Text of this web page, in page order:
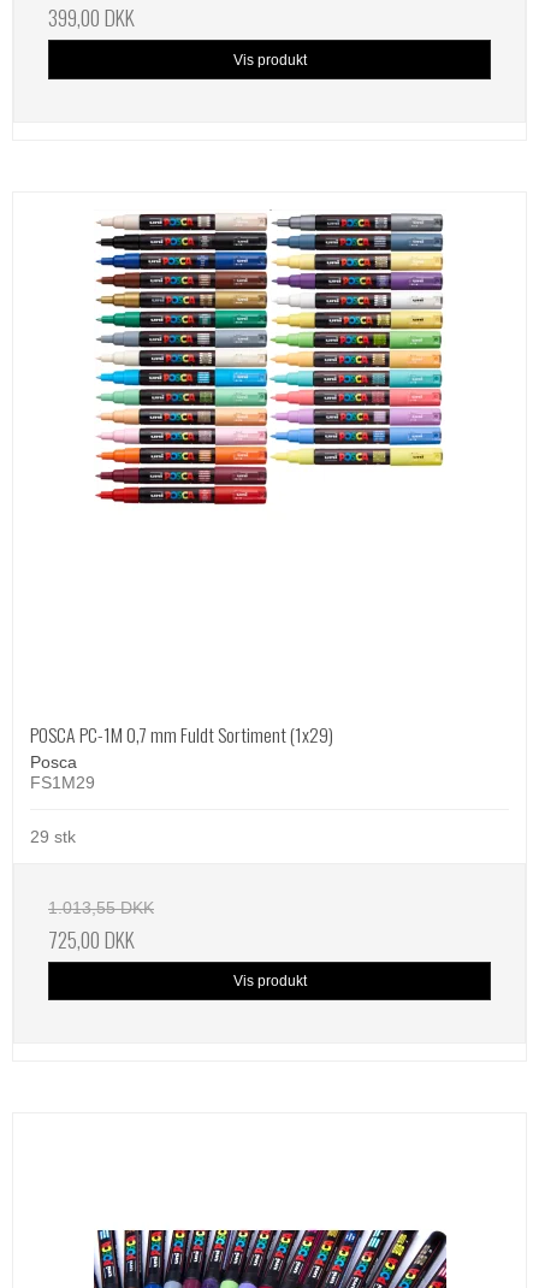
399,00 DKK
Vis produkt
POSCA PC-1M 0,7 mm Fuldt Sortiment (1x29)
Posca
FS1M29
29 stk
1.013,55 DKK
725,00 DKK
Vis produkt